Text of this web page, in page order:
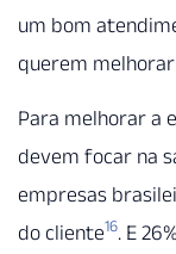
um bom
querem
Para melhorar a
devem focar na
empresas
do cliente16. E